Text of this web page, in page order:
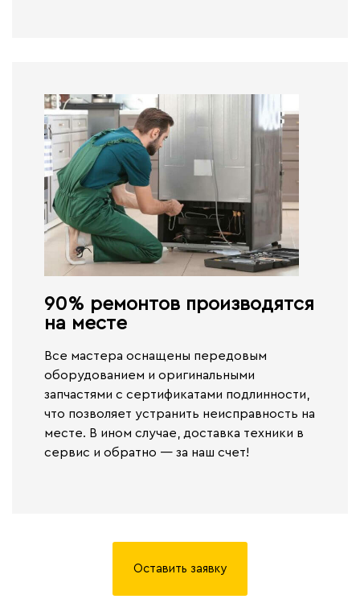
90% ремонтов производятся
на месте​
Все мастера оснащены передовым
оборудованием и оригинальными
запчастями с сертификатами подлинности,
что позволяет устранить неисправность на
месте. В ином случае, доставка техники в
сервис и обратно — за наш счет!
Оставить заявку